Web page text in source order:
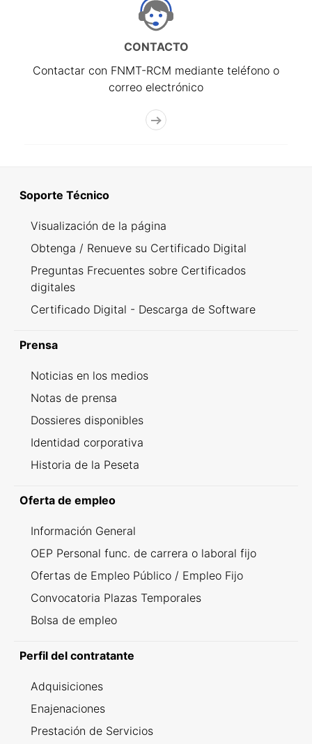
CONTACTO
Contactar con FNMT-RCM mediante teléfono o
correo electrónico
Soporte Técnico
Visualización de la página
Obtenga / Renueve su Certificado Digital
Preguntas Frecuentes sobre Certificados
digitales
Certificado Digital - Descarga de Software
Prensa
Noticias en los medios
Notas de prensa
Dossieres disponibles
Identidad corporativa
Historia de la Peseta
Oferta de empleo
Información General
OEP Personal func. de carrera o laboral fijo
Ofertas de Empleo Público / Empleo Fijo
Convocatoria Plazas Temporales
Bolsa de empleo
Perfil del contratante
Adquisiciones
Enajenaciones
Prestación de Servicios